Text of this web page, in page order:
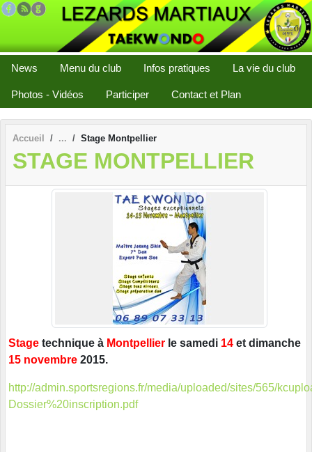
News Menu du club Infos pratiques La vie du club
Photos - Vidéos Participer Contact et Plan
Accueil Stage Montpellier
STAGE MONTPELLIER
Stage technique à Montpellier le samedi 14 et dimanche
15 novembre 2015.
http://admin.sportsregions.fr/media/uploaded/sites/565/
Dossier%20inscription.pdf
Panneau de gestion des cookies